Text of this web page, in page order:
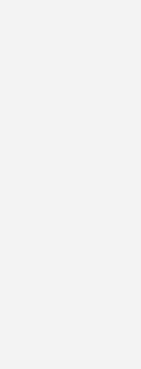
organisiert
Sonneberg e.V.
Sonneberger
- Start und Ziel
und Spielmeile des KSB
Bürgermeister?
zu fahren? Wenn ja,
mit den meisten Runden
auch die Wohngruppe ISA